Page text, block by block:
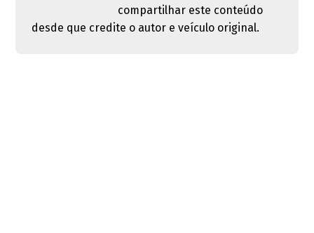
compartilhar este conteúdo
desde que credite o autor e veículo original.